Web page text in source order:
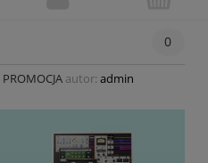
0
PROMOCJA autor: admin